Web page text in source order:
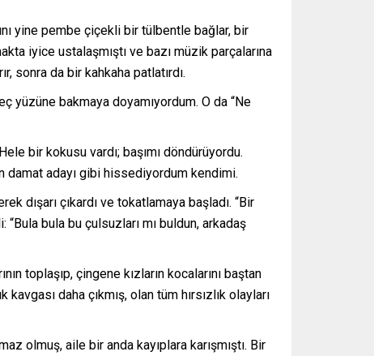
yine pembe çiçekli bir tülbentle bağlar, bir
iyice ustalaşmıştı ve bazı müzik parçalarına
sonra da bir kahkaha patlatırdı.
yüzüne bakmaya doyamıyordum. O da “Ne
bir kokusu vardı; başımı döndürüyordu.
damat adayı gibi hissediyordum kendimi.
dışarı çıkardı ve tokatlamaya başladı. “Bir
bula bu çulsuzları mı buldun, arkadaş
toplaşıp, çingene kızların kocalarını baştan
daha çıkmış, olan tüm hırsızlık olayları
olmuş, aile bir anda kayıplara karışmıştı. Bir